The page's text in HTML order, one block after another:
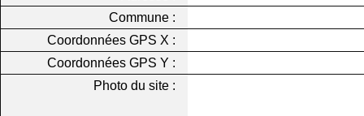
Commune :
Coordonnées GPS X :
Coordonnées GPS Y :
Photo du site :